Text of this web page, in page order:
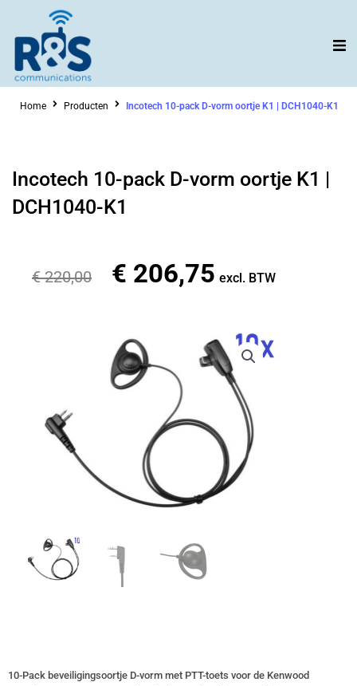
inhoud
Home Producten Incotech 10-pack D-vorm oortje K1 | DCH1040-K1
Incotech 10-pack D-vorm oortje K1 |
DCH1040-K1
€220,00
Oorspronkelijke
€ 220,00.
€ 206,75 Huidige
€ 206,75.
excl. BTW
10-Pack beveiligingsoortje D-vorm met PTT-toets voor de Kenwood